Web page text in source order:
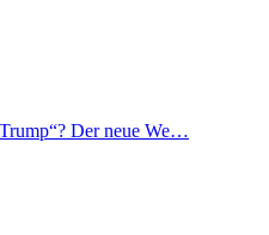
Der neue We…